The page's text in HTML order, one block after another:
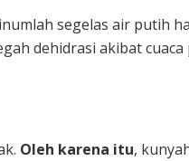
segelas air putih
dehidrasi akibat
Oleh karena itu,